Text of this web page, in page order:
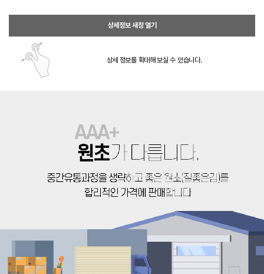
상세정보 새창 열기
상세 정보를 확대해 보실 수 있습니다.